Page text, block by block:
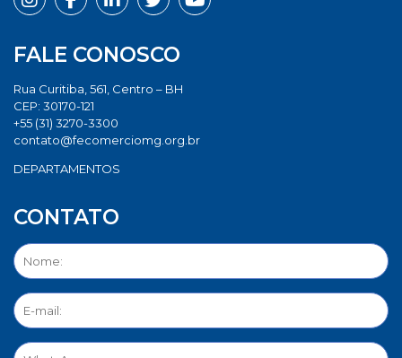
FALE CONOSCO
Rua Curitiba, 561, Centro – BH
CEP: 30170-121
+55 (31) 3270-3300
contato@fecomerciomg.org.br
DEPARTAMENTOS
CONTATO